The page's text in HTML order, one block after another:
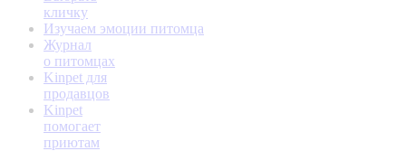
кличку
Изучаем эмоции питомца
Журнал
о питомцах
Kinpet для
продавцов
Kinpet
помогает
приютам